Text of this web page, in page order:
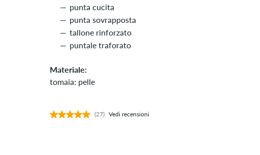
punta cucita
punta sovrapposta
tallone rinforzato
puntale traforato
Materiale:
tomaia: pelle
(27) Vedi recensioni